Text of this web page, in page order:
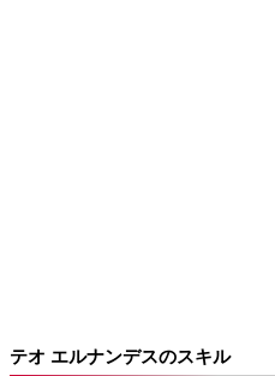
テオ エルナンデスのスキル